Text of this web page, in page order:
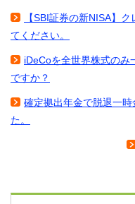
【SBI証券の新NISA】
てください。
iDeCoを全世界株式のみ
ですか？
確定拠出年金で脱退一
た。